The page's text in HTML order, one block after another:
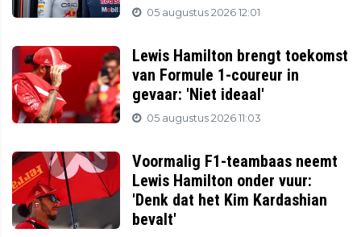
05 augustus 2026 12:01
Lewis Hamilton brengt toekomst
van Formule 1-coureur in
gevaar: 'Niet ideaal'
05 augustus 2026 11:03
Voormalig F1-teambaas neemt
Lewis Hamilton onder vuur:
'Denk dat het Kim Kardashian
bevalt'